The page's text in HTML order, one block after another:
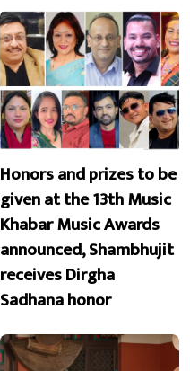
Honors and prizes to be
given at the 13th Music
Khabar Music Awards
announced, Shambhujit
receives Dirgha
Sadhana honor